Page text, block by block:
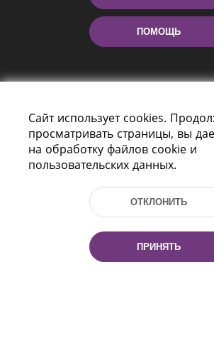
ПОМОЩЬ
Пр-т Независимости 116
г. Минск, Республика Беларусь,
Тел.: (+375 17) 368 37 37, Факс:
Эл. почта: inbox@nlb.by
Сайт использует cookies.
просматривать страницы, вы
на обработку файлов cookie и
пользовательских данных.
ОТКЛОНИТЬ
ПРИНЯТЬ